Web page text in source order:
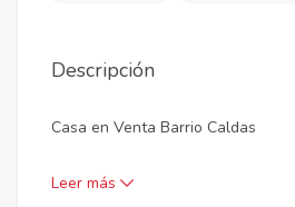
Descripción
Casa en Venta Barrio Caldas
Leer más